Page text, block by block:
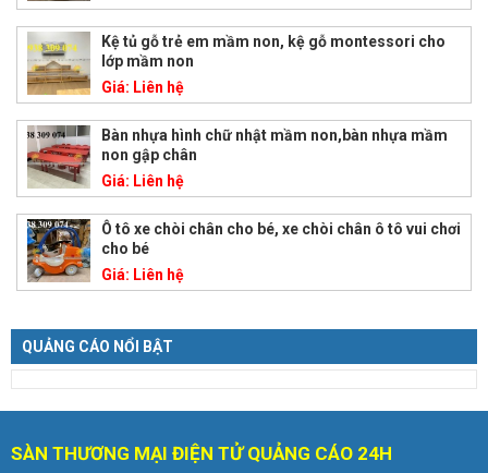
Kệ tủ gỗ trẻ em mầm non, kệ gỗ montessori cho
lớp mầm non
Giá: Liên hệ
Bàn nhựa hình chữ nhật mầm non,bàn nhựa mầm
non gập chân
Giá: Liên hệ
Ô tô xe chòi chân cho bé, xe chòi chân ô tô vui chơi
cho bé
Giá: Liên hệ
QUẢNG CÁO NỔI BẬT
SÀN THƯƠNG MẠI ĐIỆN TỬ QUẢNG CÁO 24H